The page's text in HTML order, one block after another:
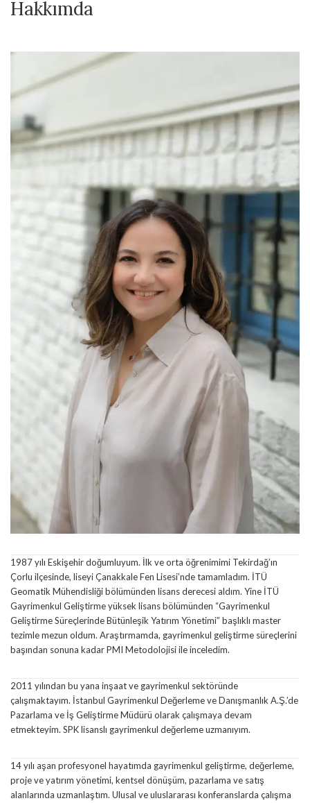
Hakkımda
1987 yılı Eskişehir doğumluyum. İlk ve orta öğrenimimi Tekirdağ’ın
Çorlu ilçesinde, liseyi Çanakkale Fen Lisesi’nde tamamladım. İTÜ
Geomatik Mühendisliği bölümünden lisans derecesi aldım. Yine İTÜ
Gayrimenkul Geliştirme yüksek lisans bölümünden “Gayrimenkul
Geliştirme Süreçlerinde Bütünleşik Yatırım Yönetimi” başlıklı master
tezimle mezun oldum. Araştırmamda, gayrimenkul geliştirme süreçlerini
başından sonuna kadar PMI Metodolojisi ile inceledim.
2011 yılından bu yana inşaat ve gayrimenkul sektöründe
çalışmaktayım. İstanbul Gayrimenkul Değerleme ve Danışmanlık A.Ş.’de
Pazarlama ve İş Geliştirme Müdürü olarak çalışmaya devam
etmekteyim. SPK lisanslı gayrimenkul değerleme uzmanıyım.
14 yılı aşan profesyonel hayatımda gayrimenkul geliştirme, değerleme,
proje ve yatırım yönetimi, kentsel dönüşüm, pazarlama ve satış
alanlarında uzmanlaştım. Ulusal ve uluslararası konferanslarda çalışma